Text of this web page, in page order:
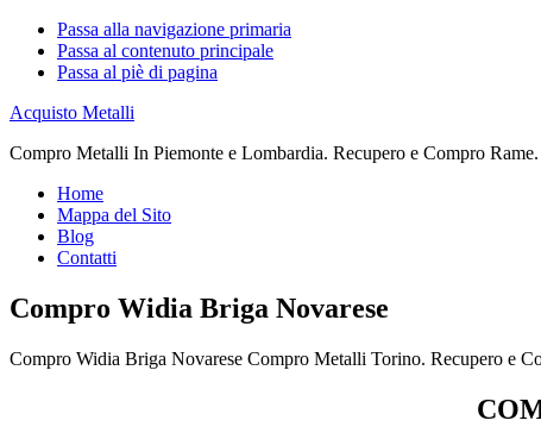
Passa alla navigazione primaria
Passa al contenuto principale
Passa al piè di pagina
Acquisto Metalli
Compro Metalli In Piemonte e Lombardia. Recupero e Compro
Home
Mappa del Sito
Blog
Contatti
Compro Widia Briga Novarese
Compro Widia Briga Novarese Compro Metalli Torino. Recupero e